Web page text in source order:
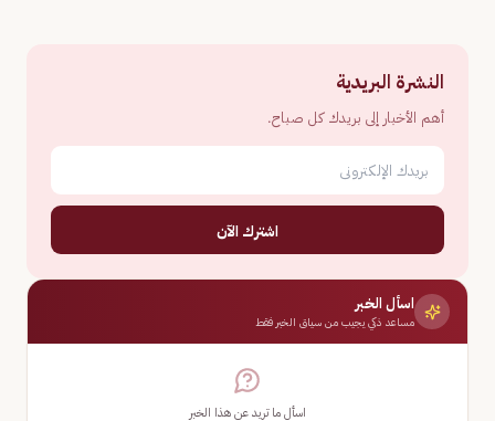
النشرة البريدية
أهم الأخبار إلى بريدك كل صباح.
اشترك الآن
اسأل الخبر
مساعد ذكي يجيب من سياق الخبر فقط
اسأل ما تريد عن هذا الخبر